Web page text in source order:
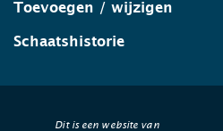
Toevoegen / wijzigen
Schaatshistorie
Dit is een website van